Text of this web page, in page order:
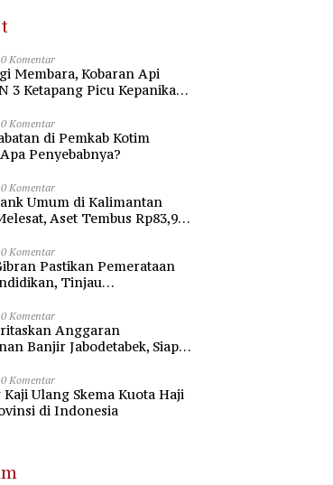
0 Komentar
Membara, Kobaran Api
3 Ketapang Picu Kepanikan
0 Komentar
di Pemkab Kotim
Penyebabnya?
0 Komentar
Umum di Kalimantan
Aset Tembus Rp83,98
0 Komentar
Pastikan Pemerataan
Tinjau
0 Komentar
Anggaran
Banjir Jabodetabek, Siap
0 Komentar
Kaji Ulang Skema Kuota Haji
di Indonesia